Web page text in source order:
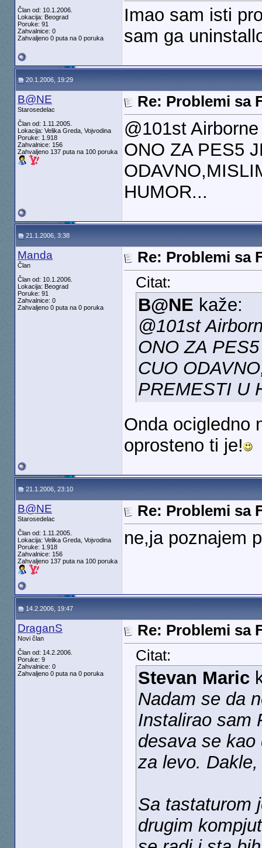
Član od: 10.1.2006.
Lokacija: Beograd
Poruke: 91
Zahvalnice: 0
Zahvaljeno 0 puta na 0 poruka
Imao sam isti
sam ga
20.1.2006, 19:29
B@NE
Starosedelac
Član od: 1.11.2005.
Lokacija: Velika Greda, Vojvodina
Poruke: 1.918
Zahvalnice: 156
Zahvaljeno 137 puta na 100 poruka
Re: Problemi sa
@101st Airborne
ONO ZA PES5
HUMOR...
21.1.2006, 3:38
Manda
Član
Član od: 10.1.2006.
Lokacija: Beograd
Poruke: 91
Zahvalnice: 0
Zahvaljeno 0 puta na 0 poruka
Re: Problemi sa
Citat:
B@NE kaže:
@101st
ONO ZA
CUO
PREMESTI U
Onda ocigledno
oprosteno ti je!
21.1.2006, 23:10
B@NE
Starosedelac
Član od: 1.11.2005.
Lokacija: Velika Greda, Vojvodina
Poruke: 1.918
Zahvalnice: 156
Zahvaljeno 137 puta na 100 poruka
Re: Problemi sa
ne,ja poznajem
14.2.2006, 19:47
DraganS
Novi član
Član od: 14.2.2006.
Poruke: 9
Zahvalnice: 0
Zahvaljeno 0 puta na 0 poruka
Re: Problemi sa
Citat:
Stevan Maric
Nadam se da
Instalirao sam
desava se
za levo.
Sa tastaturom
drugim